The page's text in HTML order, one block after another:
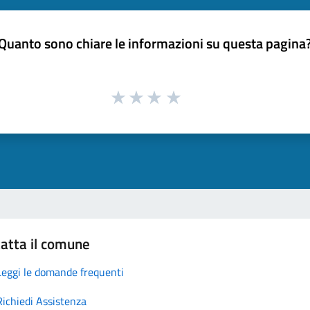
sono chiare le informazioni su questa
il comune
le domande frequenti
Assistenza